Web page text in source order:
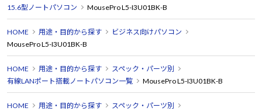
15.6型ノートパソコン
MousePro L5-I3U01BK-B
HOME 用途・目的から探す
ビジネス向けパソコン
MousePro L5-I3U01BK-B
HOME 用途・目的から探す
スペック・パーツ別
有線LANポート搭載ノートパソコン一覧
MousePro L5-I3U01BK-B
HOME 用途・目的から探す
スペック・パーツ別